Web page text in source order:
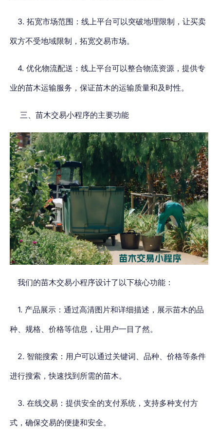
3. 拓宽市场范围：线上平台可以突破地理限制，让买卖
双方不受地域限制，拓宽交易市场。
4. 优化物流配送：线上平台可以整合物流资源，提供专
业的苗木运输服务，保证苗木的运输质量和及时性。
三、苗木交易小程序的主要功能
我们的苗木交易小程序设计了以下核心功能：
1. 产品展示：通过高清图片和详细描述，展示苗木的品
种、规格、价格等信息，让用户一目了然。
2. 智能搜索：用户可以通过关键词、品种、价格等条件
进行搜索，快速找到所需的苗木。
3. 在线交易：提供安全的支付系统，支持多种支付方
式，确保交易的便捷和安全。